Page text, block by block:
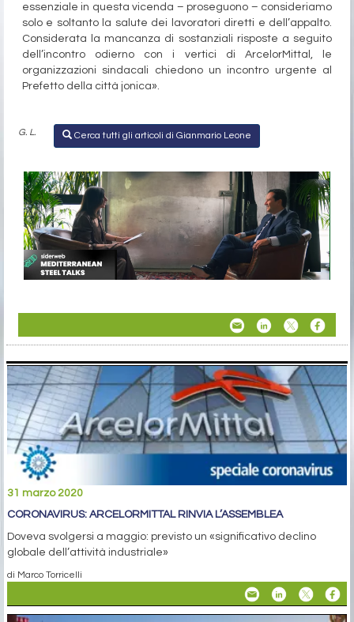
essenziale in questa vicenda – proseguono – consideriamo
solo e soltanto la salute dei lavoratori diretti e dell’appalto.
Considerata la mancanza di sostanziali risposte a seguito
dell’incontro odierno con i vertici di ArcelorMittal, le
organizzazioni sindacali chiedono un incontro urgente al
Prefetto della città jonica».
G. L. Cerca tutti gli articoli di Gianmario Leone
31 marzo 2020
CORONAVIRUS: ARCELORMITTAL RINVIA L’ASSEMBLEA
Doveva svolgersi a maggio: previsto un «significativo declino
globale dell’attività industriale»
di Marco Torricelli